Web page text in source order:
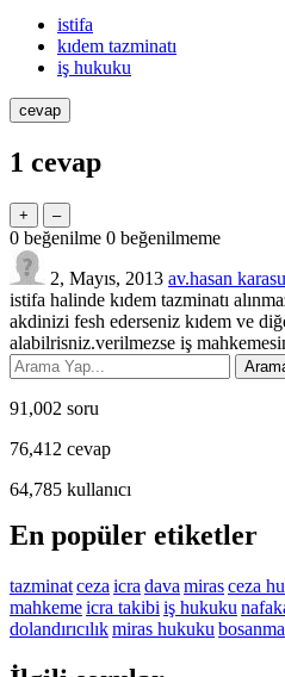
istifa
kıdem tazminatı
iş hukuku
1 cevap
0 beğenilme 0 beğenilmeme
2, Mayıs, 2013 av.hasan karasu
istifa halinde kıdem tazminatı
akdinizi fesh ederseniz kıdem ve
alabilrisniz.verilmezse iş
91,002 soru
76,412 cevap
64,785 kullanıcı
En popüler etiketler
tazminatceza icra dava mirasceza
mahkemeicra takibi iş hukuku
dolandırıcılıkmiras hukuku bosanma